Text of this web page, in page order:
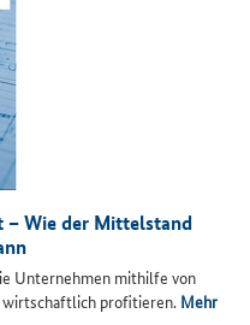
– Wie der Mittelstand
Unternehmen mithilfe von
profitieren. Mehr